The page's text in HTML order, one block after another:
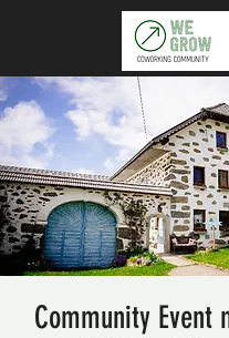
Community Event